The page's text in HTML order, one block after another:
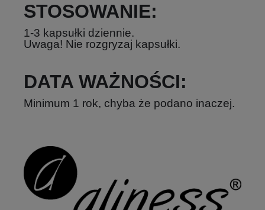
STOSOWANIE:
1-3 kapsułki dziennie.
Uwaga! Nie rozgryzaj kapsułki.
DATA WAŻNOŚCI:
Minimum 1 rok, chyba że podano inaczej.